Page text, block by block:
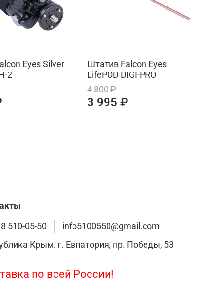
Eyes Silver
2
Штатив Falcon Eyes
LifePOD DIGI-PRO
4 800 ₽
3 995 ₽
510-05-50
info5100550@gmail.com
Крым, г. Евпатория, пр. Победы, 53
по всей России!